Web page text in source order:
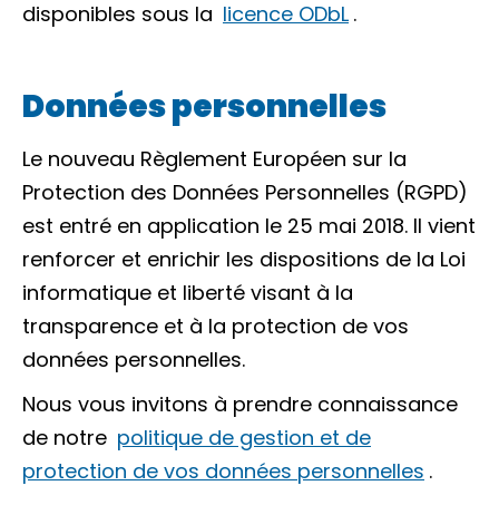
disponibles sous la licence ODbL .
Données personnelles
Le nouveau Règlement Européen sur la
Protection des Données Personnelles (RGPD)
est entré en application le 25 mai 2018. Il vient
renforcer et enrichir les dispositions de la Loi
informatique et liberté visant à la
transparence et à la protection de vos
données personnelles.
Nous vous invitons à prendre connaissance
de notre politique de gestion et de
protection de vos données personnelles .